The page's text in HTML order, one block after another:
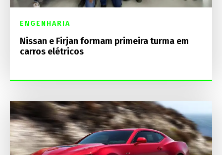
ENGENHARIA
Nissan e Firjan formam primeira turma em
carros elétricos